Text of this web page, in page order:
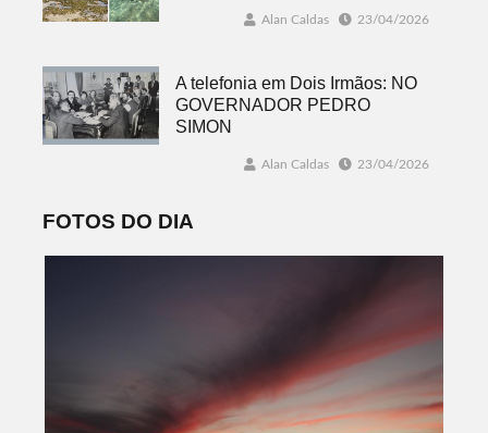
Alan Caldas 23/04/2026
A telefonia em Dois Irmãos: NO
GOVERNADOR PEDRO
SIMON
Alan Caldas 23/04/2026
FOTOS DO DIA